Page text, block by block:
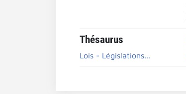
Thésaurus
Lois - Législations...